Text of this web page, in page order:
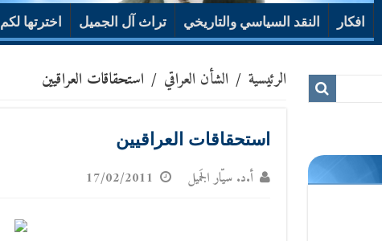
افكار النقد السياسي والتاريخي تراث آل الجميل اخترتها لكم
الرئيسية / الشأن العراقي / استحقاقات العراقيين
استحقاقات العراقيين
أ.د. سيّار الجَميل 17/02/2011